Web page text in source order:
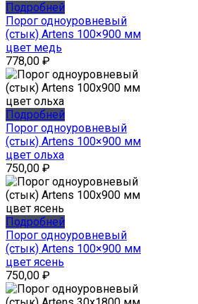
Подробней
Порог одноуровневый
(стык) Artens 100×900 мм
цвет медь
778,00 ₽
Подробней
Порог одноуровневый
(стык) Artens 100×900 мм
цвет ольха
750,00 ₽
Подробней
Порог одноуровневый
(стык) Artens 100×900 мм
цвет ясень
750,00 ₽